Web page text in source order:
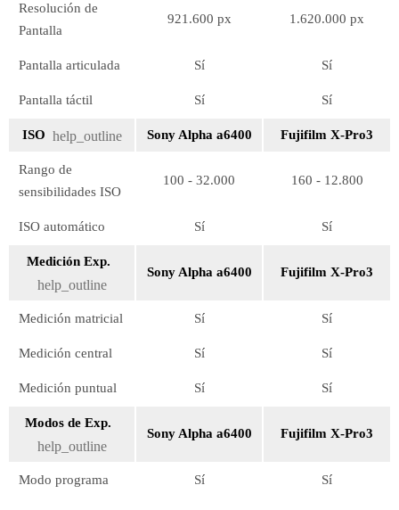
Resolución de
Pantalla
921.600 px 1.620.000 px
Pantalla articulada Sí Sí
Pantalla táctil Sí Sí
ISO help_outline Sony Alpha a6400 Fujifilm X-Pro3
Rango de
sensibilidades ISO
100 - 32.000 160 - 12.800
ISO automático Sí Sí
Medición Exp.
help_outline
Sony Alpha a6400 Fujifilm X-Pro3
Medición matricial Sí Sí
Medición central Sí Sí
Medición puntual Sí Sí
Modos de Exp.
help_outline
Sony Alpha a6400 Fujifilm X-Pro3
Modo programa Sí Sí